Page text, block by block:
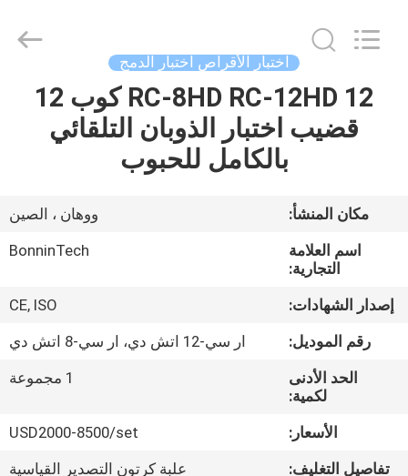
بيت
أشرطة
فيديو
معلومات
جولة
المعمل
اختبار الأقراص اختبار الدمج
RC-8HD RC-12HD 12 كوب 12
قضيب اختبار الذوبان التلقائي
بالكامل للحبوب
مكان المنشأ:
ووهان ، الصين
اسم العلامة
التجارية:
BonninTech
إصدار الشهادات:
CE, ISO
رقم الموديل:
ار سي-12 اتش دي، ار سي-8 اتش دي
الحد الأدنى
لكمية:
1 مجموعة
الأسعار:
USD2000-8500/set
تفاصيل التغليف:
علبة كرتون التصدير القياسية